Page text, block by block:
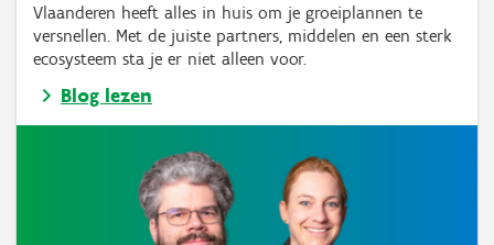
Vlaanderen heeft alles in huis om je groeiplannen te
versnellen. Met de juiste partners, middelen en een sterk
ecosysteem sta je er niet alleen voor.
Blog lezen